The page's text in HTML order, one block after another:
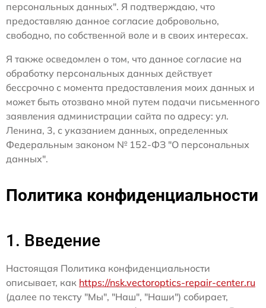
персональных данных". Я подтверждаю, что
предоставляю данное согласие добровольно,
свободно, по собственной воле и в своих интересах.
Я также осведомлен о том, что данное согласие на
обработку персональных данных действует
бессрочно с момента предоставления моих данных и
может быть отозвано мной путем подачи письменного
заявления администрации сайта по адресу: ул.
Ленина, 3, с указанием данных, определенных
Федеральным законом № 152-ФЗ "О персональных
данных".
Политика конфиденциальности
1. Введение
Настоящая Политика конфиденциальности
описывает, как https://nsk.vectoroptics-repair-center.ru
(далее по тексту "Мы", "Наш", "Наши") собирает,